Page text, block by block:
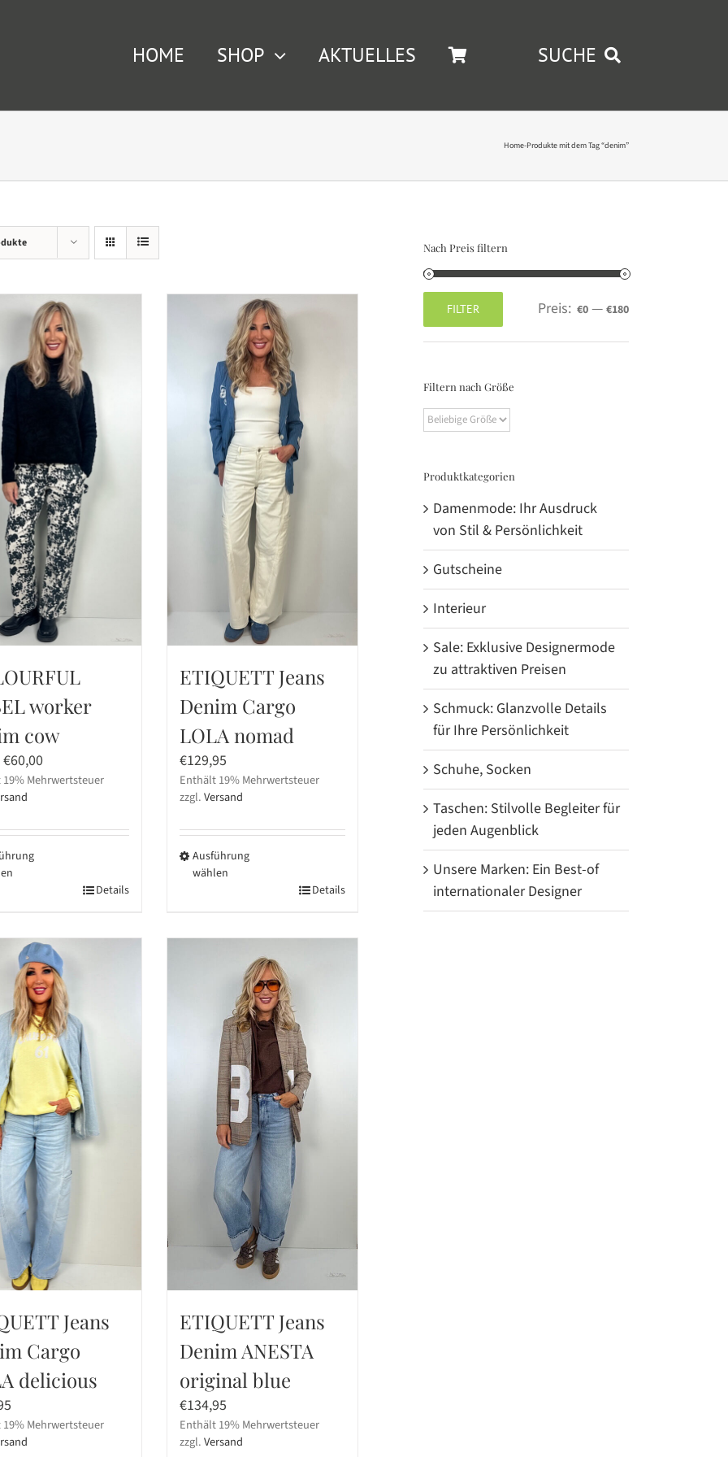
HOME SHOP AKTUELLES SUCHE
Home-Produkte mit dem Tag “denim”
worker
cow
Ursprünglicher
Preis
war:
€119,95
€60,00Aktueller
Preis
€60,00.
Mehrwertsteuer
Details
ETIQUETT Jeans
Denim Cargo
LOLA nomad
€129,95
Enthält 19% Mehrwertsteuer
zzgl.Versand
Ausführung
wählen
weist
Optionen
können
Produktseite
gewählt
werden
Details
Jeans
Cargo
delicious
Mehrwertsteuer
ETIQUETT Jeans
Denim ANESTA
original blue
€134,95
Enthält 19% Mehrwertsteuer
zzgl.Versand
Nach Preis filtern
Preis
Max.
Preis
FILTER Preis: €0 — €180
Filtern nach Größe
Produktkategorien
Damenmode: Ihr Ausdruck
von Stil & Persönlichkeit
Gutscheine
Interieur
Sale: Exklusive Designermode
zu attraktiven Preisen
Schmuck: Glanzvolle Details
für Ihre Persönlichkeit
Schuhe, Socken
Taschen: Stilvolle Begleiter für
jeden Augenblick
Unsere Marken: Ein Best-of
internationaler Designer